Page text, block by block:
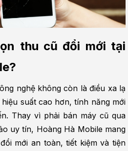
thu cũ đổi mới tại
nghệ không còn là điều xa lạ
suất cao hơn, tính năng mới
Thay vì phải bán máy cũ qua
uy tín, Hoàng Hà Mobile mang
mới an toàn, tiết kiệm và tiện